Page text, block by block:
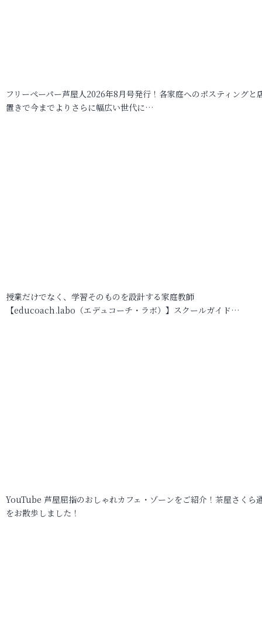
フリーペーパー芦屋人2026年8月号発行！各家庭へのポスティングと
置きで今までよりさらに幅広い世代に…
授業だけでなく、学習そのものを設計する家庭教師
【educoach.labo（エデュコーチ・ラボ）】スクールガイド…
YouTube 芦屋屈指のおしゃれカフェ・ゾーンをご紹介！茶屋さくら
をお散歩しました！